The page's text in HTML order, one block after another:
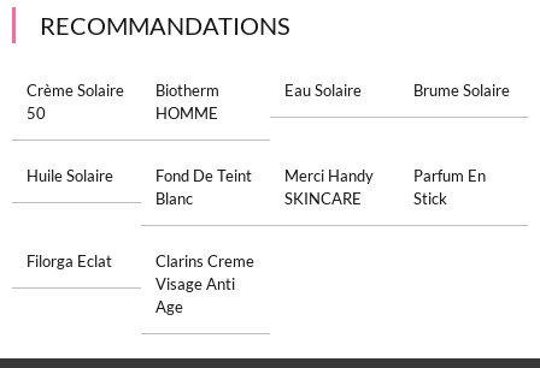
RECOMMANDATIONS
Crème Solaire
50
Biotherm
HOMME
Eau Solaire Brume Solaire
Huile Solaire
Fond De Teint
Blanc
Merci Handy
SKINCARE
Parfum En
Stick
Filorga Eclat
Clarins Creme
Visage Anti
Age